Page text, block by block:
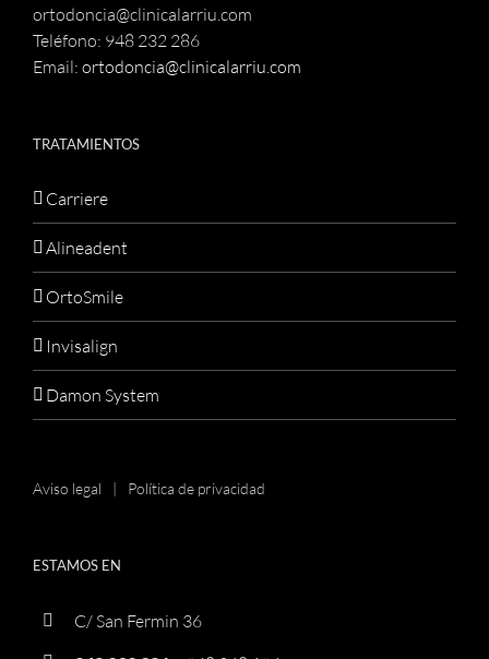
ortodoncia@clinicalarriu.com
Teléfono: 948 232 286
Email: ortodoncia@clinicalarriu.com
TRATAMIENTOS
Carriere
Alineadent
OrtoSmile
Invisalign
Damon System
Aviso legal Política de privacidad
ESTAMOS EN
C/ San Fermin 36